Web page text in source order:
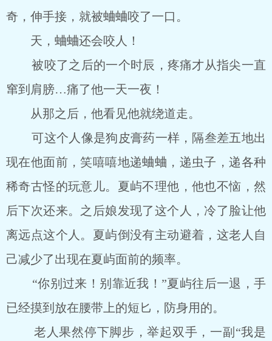
奇，伸手接，就被蛐蛐咬了一口。
天，蛐蛐还会咬人！
被咬了之后的一个时辰，疼痛才从指尖一直
窜到肩膀…痛了他一天一夜！
从那之后，他看见他就绕道走。
可这个人像是狗皮膏药一样，隔叁差五地出
现在他面前，笑嘻嘻地递蛐蛐，递虫子，递各种
稀奇古怪的玩意儿。夏屿不理他，他也不恼，然
后下次还来。之后娘发现了这个人，冷了脸让他
离远点这个人。夏屿倒没有主动避着，这老人自
己减少了出现在夏屿面前的频率。
“你别过来！别靠近我！”夏屿往后一退，手
已经摸到放在腰带上的短匕，防身用的。
老人果然停下脚步，举起双手，一副“我是